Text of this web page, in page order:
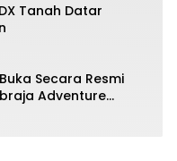
Tanah Datar
Secara Resmi
Adventure